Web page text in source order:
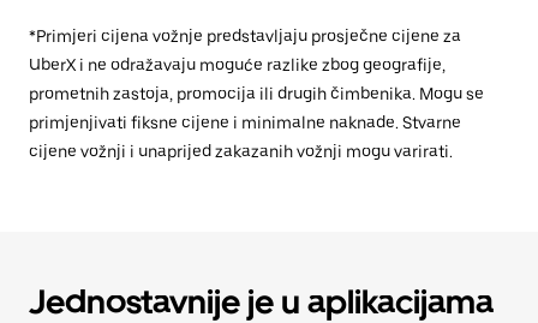
*Primjeri cijena vožnje predstavljaju prosječne cijene za
UberX i ne odražavaju moguće razlike zbog geografije,
prometnih zastoja, promocija ili drugih čimbenika. Mogu se
primjenjivati fiksne cijene i minimalne naknade. Stvarne
cijene vožnji i unaprijed zakazanih vožnji mogu varirati.
Jednostavnije je u aplikacijama